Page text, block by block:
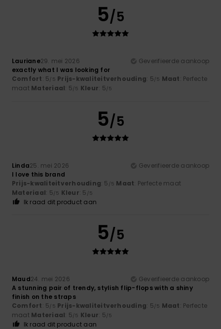
5/5
Lauriane29. mei 2026
Geverifieerde aankoop
exactly what I was looking for
Comfort: 5/5 Prijs-kwaliteitverhouding: 5/5 Maat: Perfecte
maat Materiaal: 5/5 Kleur: 5/5
5/5
Linda25. mei 2026
Geverifieerde aankoop
I love this brand
Prijs-kwaliteitverhouding: 5 /5 Maat: Perfecte maat
Materiaal: 5/5 Kleur: 5 /5
Ik raad dit product aan
5/5
Maud24. mei 2026
Geverifieerde aankoop
A stunning pair of trendy, stylish flip-flops with a shiny
finish on the straps
Comfort: 5/5 Prijs-kwaliteitverhouding: 5/5 Maat: Perfecte
maat Materiaal: 5/5 Kleur: 5/5
Ik raad dit product aan